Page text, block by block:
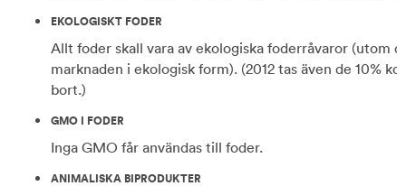
EKOLOGISKT FODER
Allt foder skall vara av ekologiska foderråvaror (utom
marknaden i ekologisk form). (2012 tas även de 10%
bort.)
GMO I FODER
Inga GMO får användas till foder.
ANIMALISKA BIPRODUKTER